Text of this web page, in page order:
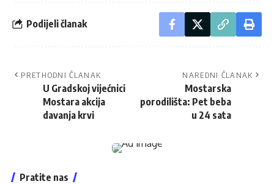
Podijeli članak
PRETHODNI ČLANAK
U Gradskoj vijećnici
Mostara akcija
davanja krvi
NAREDNI ČLANAK
Mostarska
porodilišta: Pet beba
u 24 sata
Pratite nas